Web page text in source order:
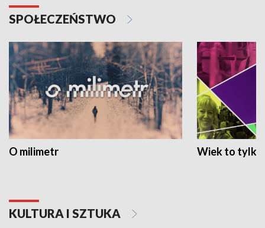
SPOŁECZEŃSTWO
O milimetr Wiek to tylko
KULTURA I SZTUKA